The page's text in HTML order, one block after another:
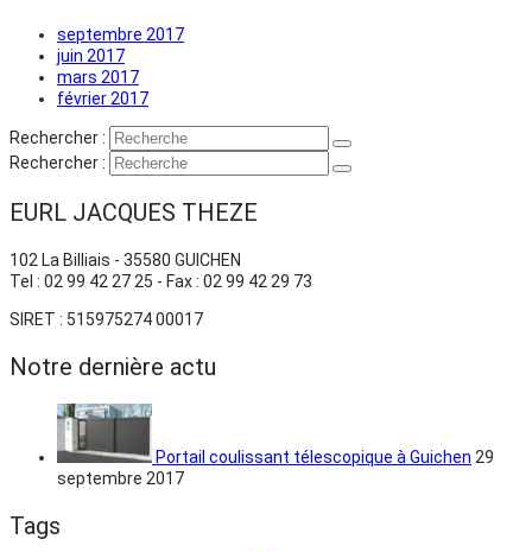
septembre 2017
juin 2017
mars 2017
février 2017
Rechercher :
Rechercher :
EURL JACQUES THEZE
102 La Billiais - 35580 GUICHEN
Tel : 02 99 42 27 25 - Fax : 02 99 42 29 73
SIRET : 515975274 00017
Notre dernière actu
Portail coulissant télescopique à Guichen 29
septembre 2017
Tags